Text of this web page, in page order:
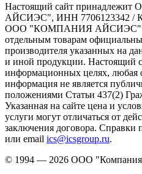
Настоящий сайт
АЙСИЭС", ИНН 7706123342 /
ООО "КОМПАНИЯ АЙСИЭС"
отдельным товарам
производителя указанных на
и иной продукции. Настоящий
информационных целях, любая
информация не является
положениями Статьи 437(2)
Указанная на сайте цена и
услуги могут отличаться от
заключения договора. Справки
или email ics@icsgroup.ru.
© 1994 — 2026 ООО